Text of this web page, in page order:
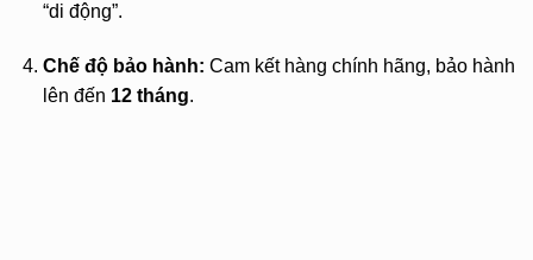
“di động”.
Chế độ bảo hành: Cam kết hàng chính hãng, bảo hành
lên đến 12 tháng.